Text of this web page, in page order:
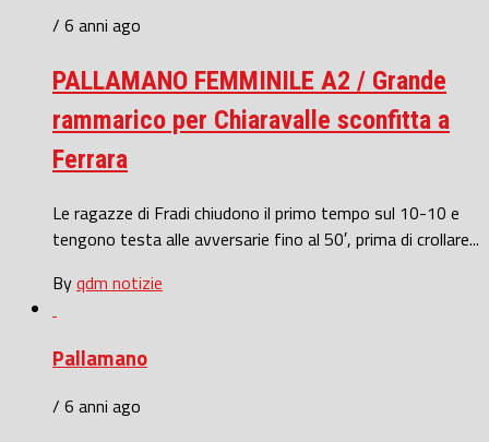
/ 6 anni ago
PALLAMANO FEMMINILE A2 / Grande
rammarico per Chiaravalle sconfitta a
Ferrara
Le ragazze di Fradi chiudono il primo tempo sul 10-10 e
tengono testa alle avversarie fino al 50′, prima di crollare...
Byqdm notizie
Pallamano
/ 6 anni ago